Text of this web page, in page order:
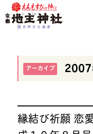
アーカイブ
縁結び祈願 恋